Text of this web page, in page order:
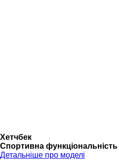
Хетчбек
Спортивна функціональність
Детальніше про моделі